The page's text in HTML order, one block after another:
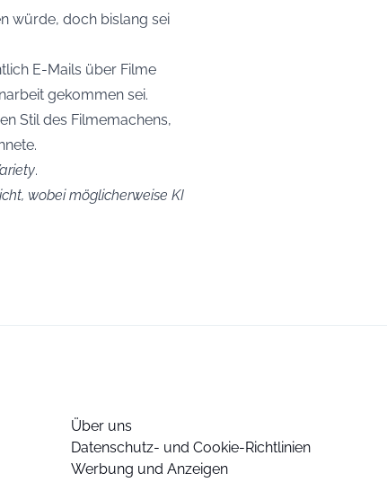
würde, doch bislang sei
E-Mails über Filme
gekommen sei.
Stil des Filmemachens,
.
wobei möglicherweise KI
Über uns
Datenschutz- und Cookie-Richtlinien
Werbung und Anzeigen